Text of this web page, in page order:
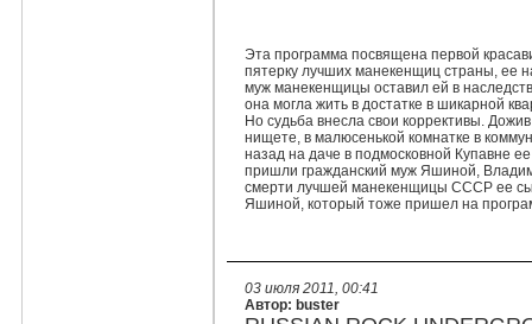
Эта программа посвящена первой
пятeрку лучших манекенщиц страны,
муж манекенщицы оставил ей в
она могла жить в достатке в шикарной
Но судьба внесла свои коррективы.
нищете, в малюсенькой комнатке в
назад на даче в подмосковной Купавне
пришли гражданский муж Яшиной,
смерти лучшей манекенщицы СССР еe
Яшиной, который тоже пришел на
03 июля 2011, 00:41
Автор: buster